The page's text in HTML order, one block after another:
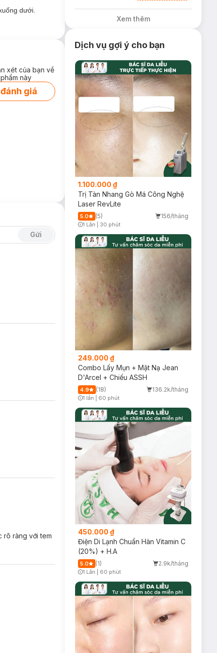
dưới.
xét của bạn về
này
giá
Gửi
rõ ràng với tem
tặng túi đựng mỹ
Xem thêm
Dịch vụ gợi ý cho bạn
1.100.000 ₫
Trị Tàn Nhang Gò Má Công Nghệ
Laser RevLite
5.0 (5) 156/tháng
Timer Gray Icon
1 Lần 30 phút
249.000 ₫
Combo Lấy Mụn + Mặt Nạ Jean
D'Arcel + Chiếu ASSH
4.9 (18) 136.2k/tháng
1 lần 60 phút
450.000 ₫
Điện Di Lạnh Chuẩn Hàn Vitamin C
(20%) + H.A
5.0 (1) 2.9k/tháng
Timer Gray Icon
1 Lần 60 phút